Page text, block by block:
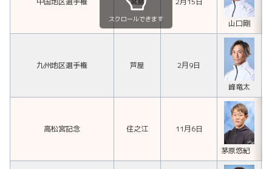
山口剛
九州地区選手権 芦屋 2月9日
峰竜太
高松宮記念 住之江 11月6日
茅原悠紀
スクロールできます